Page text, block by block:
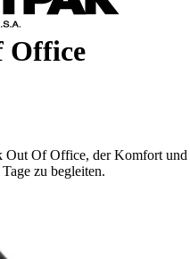
Office
Out Of Office, der Komfort und
zu begleiten.